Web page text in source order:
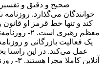
صحیح و دقیق و
خوانندگان می‌گذارد.
کند و تنها خط قرمز او
معظم رهبری
یک فعالیت بازرگانی و
عمل می‌کند. در این راستا
آنلاین